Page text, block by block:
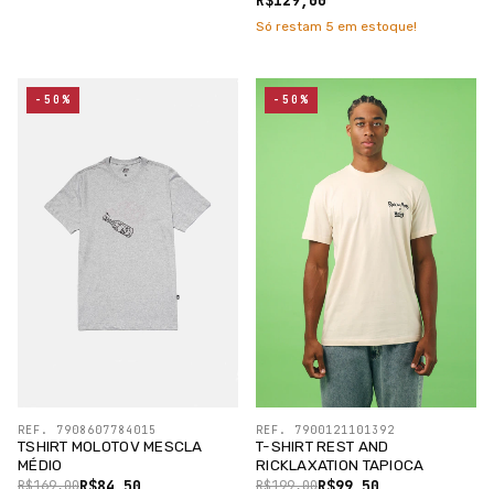
Só restam 5 em estoque!
TSHIRT MOLOTOV MESCLA
MÉDIO
REF. 7908607784015
-50%
T-SHIRT REST AND
RICKLAXATION TAPIOCA
REF. 7900121101392
-50%